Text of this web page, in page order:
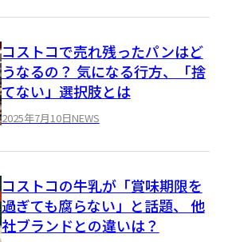
コストコで売れ残ったパンはど
うなるの？ 気になる行方、「捨
てない」選択肢とは
2025年7月10日NEWS
コストコの牛乳が「賞味期限を
過ぎても腐らない」と話題、 他
社ブランドとの違いは？